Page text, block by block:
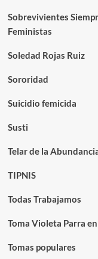
Sobrevivientes
Feministas
Soledad Rojas Ruiz
Sororidad
Suicidio femicida
Susti
Telar de la
TIPNIS
Todas Trabajamos
Toma Violeta Parra
Tomas populares